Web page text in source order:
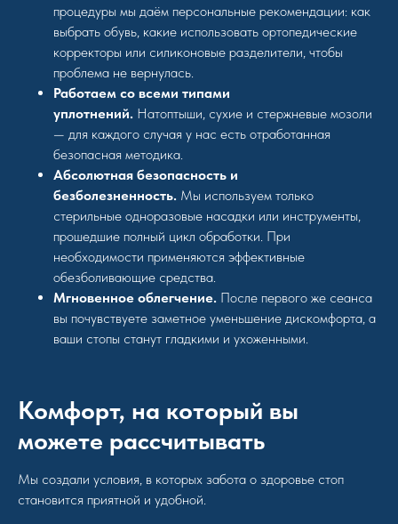
процедуры мы даём персональные рекомендации: как
выбрать обувь, какие использовать ортопедические
корректоры или силиконовые разделители, чтобы
проблема не вернулась.
Работаем со всеми типами
уплотнений. Натоптыши, сухие и стержневые мозоли
— для каждого случая у нас есть отработанная
безопасная методика.
Абсолютная безопасность и
безболезненность. Мы используем только
стерильные одноразовые насадки или инструменты,
прошедшие полный цикл обработки. При
необходимости применяются эффективные
обезболивающие средства.
Мгновенное облегчение. После первого же сеанса
вы почувствуете заметное уменьшение дискомфорта, а
ваши стопы станут гладкими и ухоженными.
Комфорт, на который вы
можете рассчитывать
Мы создали условия, в которых забота о здоровье стоп
становится приятной и удобной.